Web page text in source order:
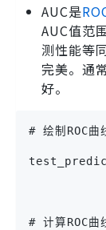
AUC是
AUC值范
测性能等
完美。通
好。
# 绘制ROC曲
# 计算ROC曲